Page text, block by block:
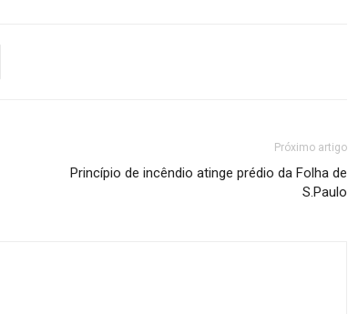
Próximo artigo
Princípio de incêndio atinge prédio da Folha de
S.Paulo